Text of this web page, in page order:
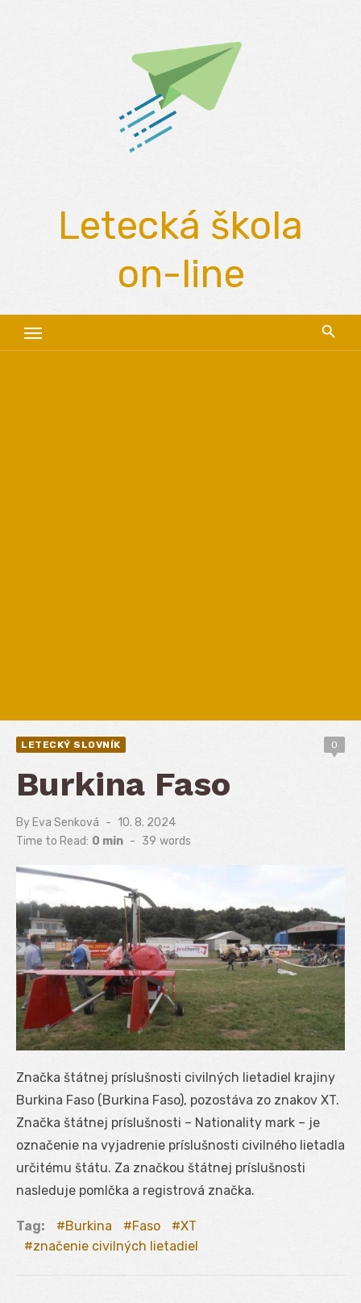
Letecká škola
on-line
LETECKÝ SLOVNÍK 0
Burkina Faso
By Eva Senková
Posted
on
10. 8. 2024
Time to Read: 0 min - 39 words
Značka štátnej príslušnosti civilných lietadiel krajiny
Burkina Faso (Burkina Faso), pozostáva zo znakov XT.
Značka štátnej príslušnosti – Nationality mark – je
označenie na vyjadrenie príslušnosti civilného lietadla
určitému štátu. Za značkou štátnej príslušnosti
nasleduje pomlčka a registrová značka.
Tag: Burkina Faso
XT
značenie civilných lietadiel